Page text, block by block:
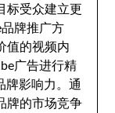
标受众建立更
牌推广方
值的视频内
广告进行精
牌影响力。通
牌的市场竞争